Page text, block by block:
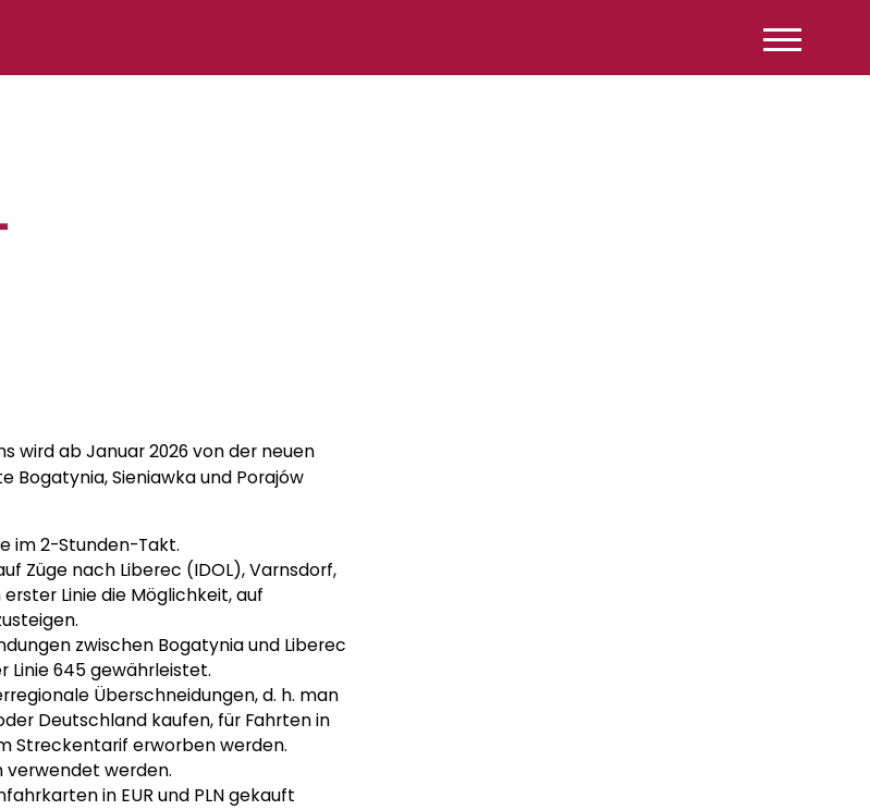
wird ab Januar 2026 von der neuen
Bogatynia, Sieniawka und Porajów
im 2-Stunden-Takt.
Züge nach Liberec (IDOL), Varnsdorf,
Linie die Möglichkeit, auf
zwischen Bogatynia und Liberec
Linie 645 gewährleistet.
Überschneidungen, d. h. man
Deutschland kaufen, für Fahrten in
Streckentarif erworben werden.
verwendet werden.
in EUR und PLN gekauft